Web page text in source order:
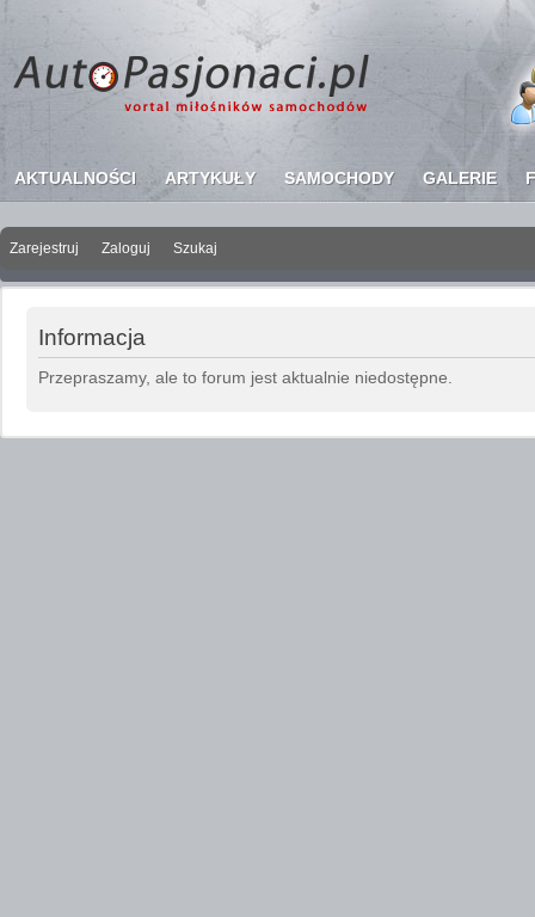
AKTUALNOŚCI ARTYKUŁY SAMOCHODY GALERIE
Zarejestruj Zaloguj Szukaj
Informacja
Przepraszamy, ale to forum jest aktualnie niedostępne.